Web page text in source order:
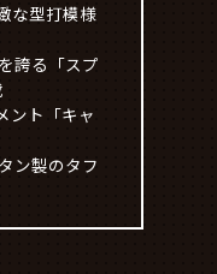
な型打模様
誇る「スプ
ント「キャ
ン製のタフ